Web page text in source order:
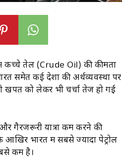
में कच्चे तेल (Crude Oil) की कीमतों
समेत कई देशों की अर्थव्यवस्था पर
खपत को लेकर भी चर्चा तेज हो गई
गैरजरूरी यात्रा कम करने की
भारत में सबसे ज्यादा पेट्रोल
कम है।